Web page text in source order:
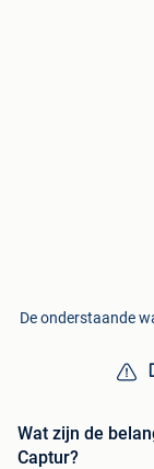
De onderstaande
Wat zijn de
Captur?